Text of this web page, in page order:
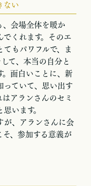
ない
、会場全体を暖か
でくれます。そのエ
もパワフルで、ま
て、本当の自分と
。面白いことに、新
っていて、思い出す
アランさんのセミ
います。
が、アランさんに会
そ、参加する意義が